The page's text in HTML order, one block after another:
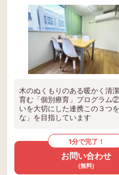
木のぬくもりのある暖かく清
育む「個別療育」プログラム
いを大切にした連携この３つ
な」を目指しています
1分で完了！
お問い合わせ
(無料)